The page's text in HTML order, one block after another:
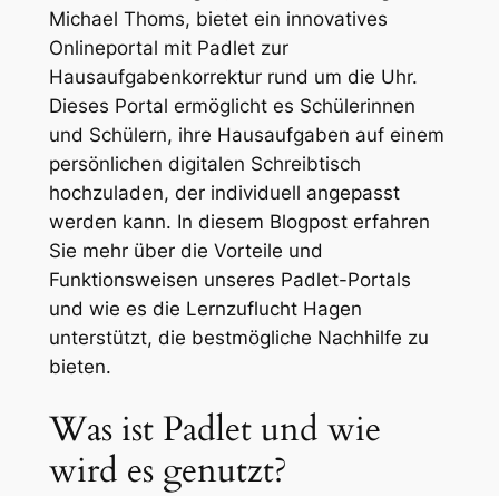
Michael Thoms, bietet ein innovatives
Onlineportal mit Padlet zur
Hausaufgabenkorrektur rund um die Uhr.
Dieses Portal ermöglicht es Schülerinnen
und Schülern, ihre Hausaufgaben auf einem
persönlichen digitalen Schreibtisch
hochzuladen, der individuell angepasst
werden kann. In diesem Blogpost erfahren
Sie mehr über die Vorteile und
Funktionsweisen unseres Padlet-Portals
und wie es die Lernzuflucht Hagen
unterstützt, die bestmögliche Nachhilfe zu
bieten.
Was ist Padlet und wie
wird es genutzt?